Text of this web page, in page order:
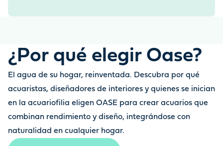
¿Por qué elegir Oase?
El agua de su hogar, reinventada. Descubra por qué
acuaristas, diseñadores de interiores y quienes se inician
en la acuariofilia eligen OASE para crear acuarios que
combinan rendimiento y diseño, integrándose con
naturalidad en cualquier hogar.